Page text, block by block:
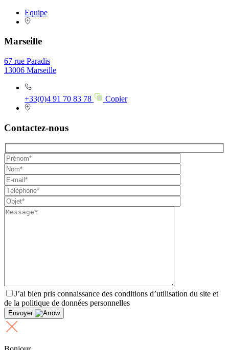
Equipe
Marseille
67 rue Paradis
13006 Marseille
+33(0)4 91 70 83 78 Copier
Contactez-nous
J’ai bien pris connaissance des conditions d’utilisation du site et
de la politique de données personnelles
Envoyer